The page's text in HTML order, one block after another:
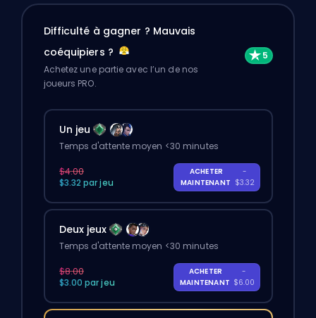
Difficulté à gagner ? Mauvais
coéquipiers ?
Achetez une partie avec l’un de nos
joueurs PRO.
Un jeu
Temps d'attente moyen <30 minutes
$4.00
$3.32 par jeu
ACHETER
MAINTENANT
-
$3.32
Deux jeux
Temps d'attente moyen <30 minutes
$8.00
$3.00 par jeu
ACHETER
MAINTENANT
-
$6.00